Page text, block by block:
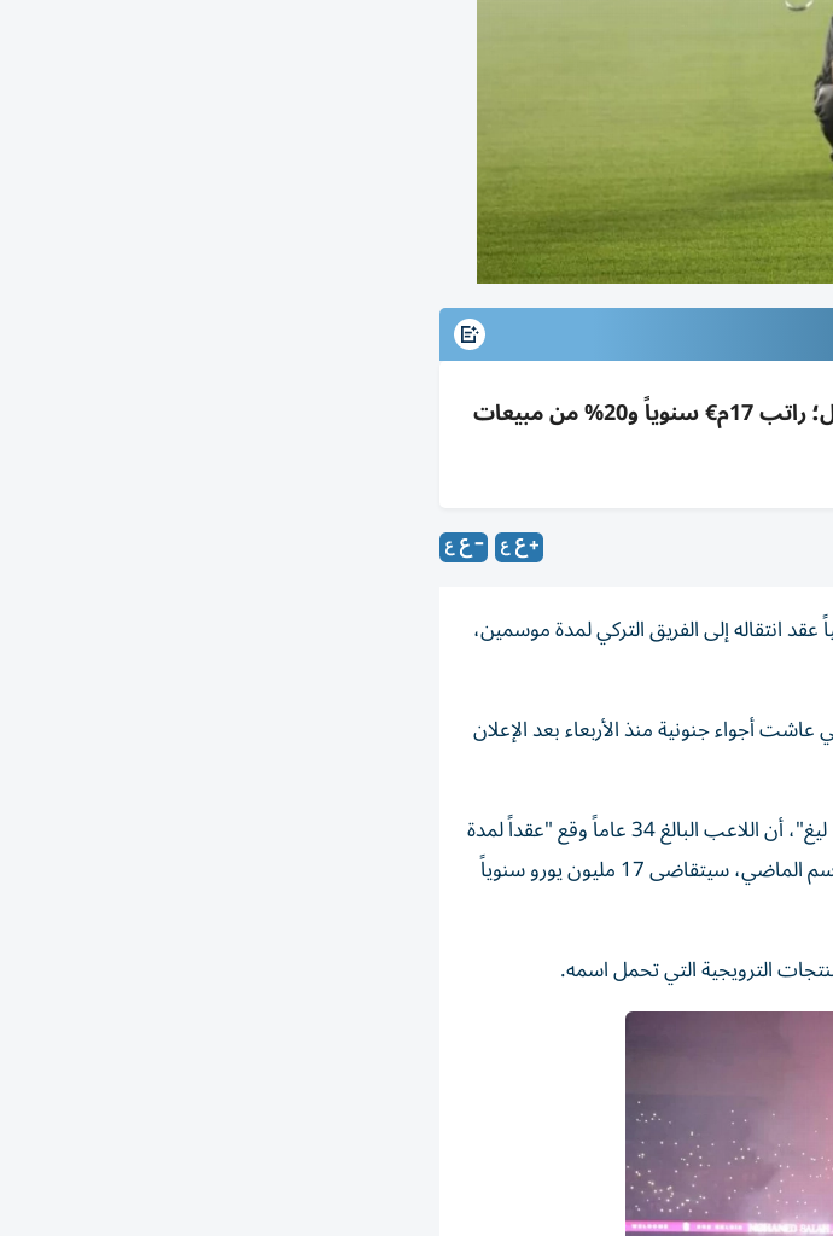
الآلاف يحتفلون بتوقيع محمد صلاح لطرابزون لموسمين بعد 9 أعوام مع ليفربول؛ راتب 17م€ سنوياً و20% من مبيعات
إلى الفريق التركي لمدة موسمين،
أجواء جنونية منذ الأربعاء بعد الإعلان
وأعلن طرابزون سبور الذي سيخوض في أواخر الشهر الحالي الملحق المؤهل لمسابقة "يوروبا ليغ"، أن اللاعب البالغ 34 عاماً وقع "عقداً لمدة
عامين"، موضحاً في بيان أن صلاح الذي كان ثاني أعلى اللاعبين أجراً في الدوري الممتاز الموسم الماضي، سيتقاضى 17 مليون يورو سنوياً